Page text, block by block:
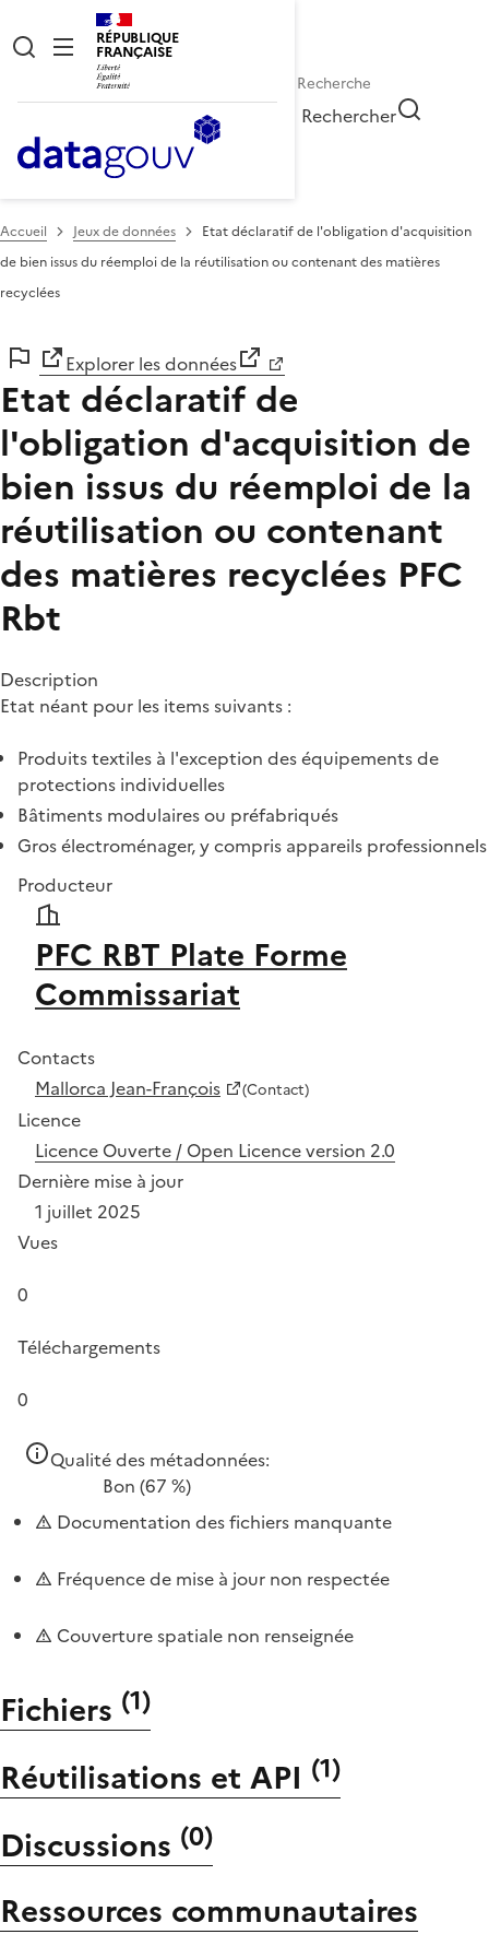
RÉPUBLIQUE
FRANÇAISE
Rechercher
Accueil Jeux de données
Etat déclaratif de l'obligation d'acquisition
de bien issus du réemploi de la réutilisation ou contenant des matières
recyclées
Explorer les données
Etat déclaratif de
l'obligation d'acquisition de
bien issus du réemploi de la
réutilisation ou contenant
des matières recyclées PFC
Rbt
Description
Etat néant pour les items suivants :
Produits textiles à l'exception des équipements de
protections individuelles
Bâtiments modulaires ou préfabriqués
Gros électroménager, y compris appareils professionnels
Producteur
PFC RBT Plate Forme
Commissariat
Contacts
Mallorca Jean-François
(Contact)
Licence
Licence Ouverte / Open Licence version 2.0
Dernière mise à jour
1 juillet 2025
Vues
0
Téléchargements
0
Qualité des métadonnées:
Bon (67 %)
Documentation des fichiers manquante
Fréquence de mise à jour non respectée
Couverture spatiale non renseignée
Fichiers (1)
Réutilisations et API (1)
Discussions (0)
Ressources communautaires